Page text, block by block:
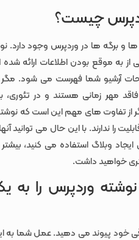
چیست؟
و برگه ها در وردپرس وجود دارد.
به موقع بودن اطلاعات ارائه
شما فهرست می شود. مگر
مهر زمانی هستند و در تئوری،
از تفاوت های مهم این است که
را ندارند. با این حال می توانید
ایجاد وبلاگ استفاده می کنید،
خواهید داشت.
وردپرس را به
خود پیوند می دهید. عمل شما به